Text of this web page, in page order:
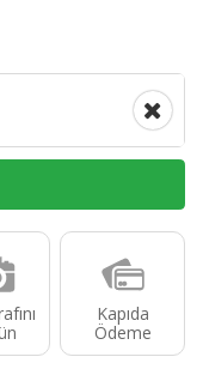
Kapıda
Ödeme